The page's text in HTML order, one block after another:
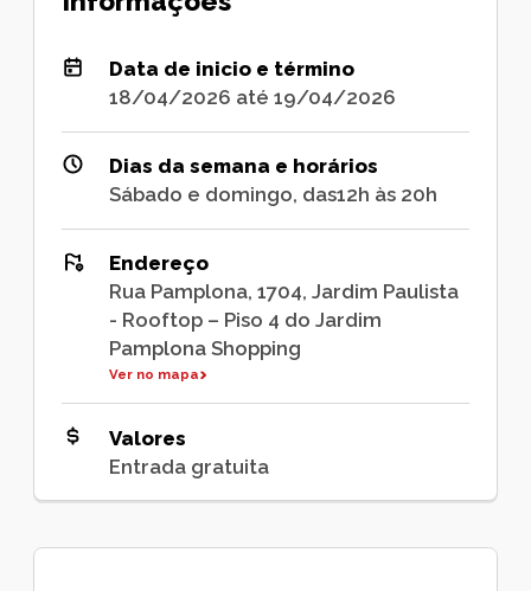
Data de inicio e término
18/04/2026 até 19/04/2026
Dias da semana e horários
Sábado e domingo, das12h às 20h
Endereço
Rua Pamplona, 1704, Jardim Paulista
- Rooftop – Piso 4 do Jardim
Pamplona Shopping
Ver no mapa
Valores
Entrada gratuita